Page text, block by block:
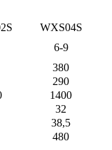
WXS04S
6-9
380
290
1400
32
38,5
480